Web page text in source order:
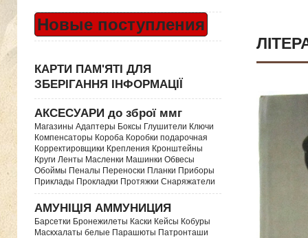
Новые поступления
КАРТИ ПАМ'ЯТІ ДЛЯ
ЗБЕРІГАННЯ ІНФОРМАЦІЇ
АКСЕСУАРИ до зброї ммг
Магазины Адаптеры Боксы Глушители Ключи
Компенсаторы Короба Коробки подарочная
Корректировщики Крепления Кронштейны
Круги Ленты Масленки Машинки Обвесы
Обоймы Пеналы Переноски Планки Приборы
Приклады Прокладки Протяжки Снаряжатели
АМУНІЦІЯ АММУНИЦИЯ
Барсетки Бронежилеты Каски Кейсы Кобуры
Маскхалаты белые Парашюты Патронташи